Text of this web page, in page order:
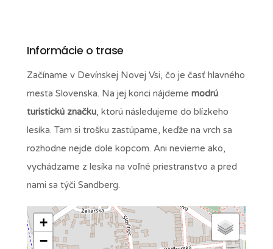
Informácie o trase
Začíname v Devínskej Novej Vsi, čo je časť hlavného
mesta Slovenska. Na jej konci nájdeme modrú
turistickú značku, ktorú následujeme do blízkeho
lesíka. Tam si trošku zastúpame, keďže na vrch sa
rozhodne nejde dole kopcom. Ani nevieme ako,
vychádzame z lesíka na voľné priestranstvo a pred
nami sa týči Sandberg.
+
−